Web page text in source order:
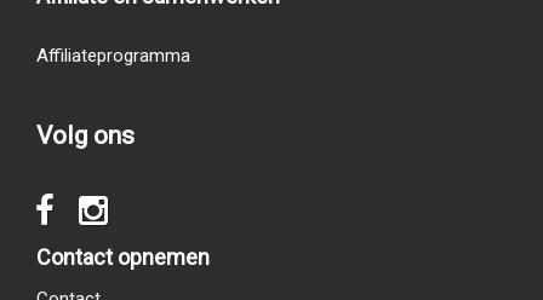
Affiliateprogramma
Volg ons
Contact opnemen